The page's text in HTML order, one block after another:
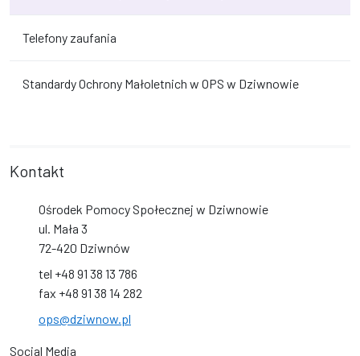
Telefony zaufania
Standardy Ochrony Małoletnich w OPS w Dziwnowie
Kontakt
Ośrodek Pomocy Społecznej w Dziwnowie
ul. Mała 3
72-420 Dziwnów
tel +48 91 38 13 786
fax +48 91 38 14 282
ops@dziwnow.pl
Social Media